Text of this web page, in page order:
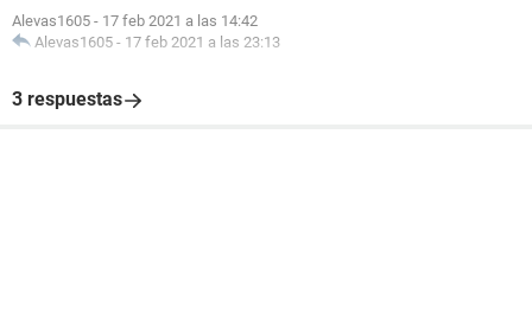
Alevas1605 - 17 feb 2021 a las 14:42
Alevas1605 - 17 feb 2021 a las 23:13
3 respuestas